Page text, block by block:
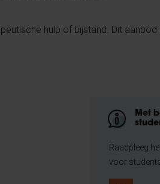
hulp of bijstand. Dit aanbod
Met
Raadpleeg
voor